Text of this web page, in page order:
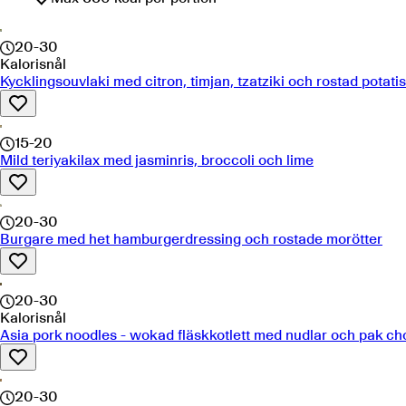
20-30
Kalorisnål
Kycklingsouvlaki med citron, timjan, tzatziki och rostad potatis
15-20
Mild teriyakilax med jasminris, broccoli och lime
20-30
Burgare med het hamburgerdressing och rostade morötter
20-30
Kalorisnål
Asia pork noodles - wokad fläskkotlett med nudlar och pak
20-30